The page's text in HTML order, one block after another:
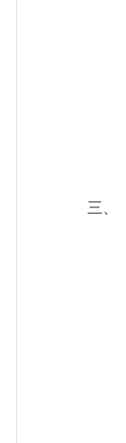
三、